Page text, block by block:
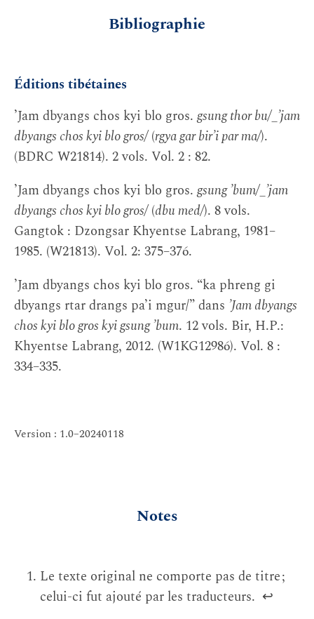
Bibliographie
Éditions tibétaines
’Jam dbyangs chos kyi blo gros.gsung thor bu/_’jam
dbyangs chos kyi blo gros/(rgya gar bir’i par ma/).
(BDRC W21814). 2 vols. Vol. 2 : 82.
’Jam dbyangs chos kyi blo gros.gsung ’bum/_’jam
dbyangs chos kyi blo gros/(dbu med/). 8 vols.
Gangtok : Dzongsar Khyentse Labrang, 1981–
1985. (W21813). Vol. 2: 375–376.
’Jam dbyangs chos kyi blo gros. “ka phreng gi
dbyangs rtar drangs pa’i mgur/” dans ’Jam dbyangs
chos kyi blo gros kyi gsung ’bum. 12 vols. Bir, H.P.:
Khyentse Labrang, 2012. (W1KG12986). Vol. 8 :
334–335.
Version : 1.0–20240118
Notes
Le texte original ne comporte pas de titre ;
celui-ci fut ajouté par les traducteurs. ↩